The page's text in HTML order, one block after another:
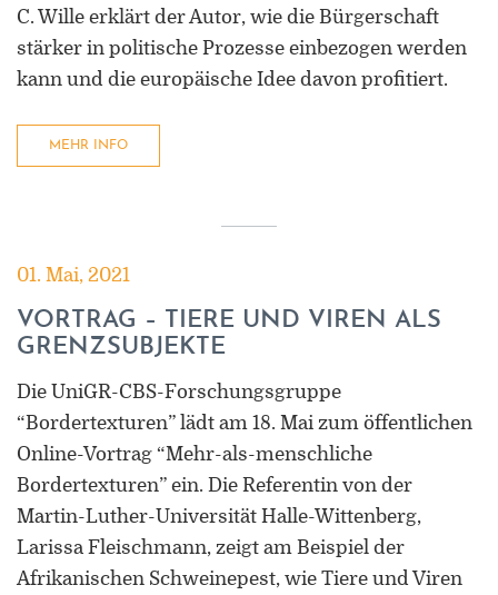
C. Wille erklärt der Autor, wie die Bürgerschaft
stärker in politische Prozesse einbezogen werden
kann und die europäische Idee davon profitiert.
MEHR INFO
01. Mai, 2021
VORTRAG – TIERE UND VIREN ALS
GRENZSUBJEKTE
Die UniGR-CBS-Forschungsgruppe
“Bordertexturen” lädt am 18. Mai zum öffentlichen
Online-Vortrag “Mehr-als-menschliche
Bordertexturen” ein. Die Referentin von der
Martin-Luther-Universität Halle-Wittenberg,
Larissa Fleischmann, zeigt am Beispiel der
Afrikanischen Schweinepest, wie Tiere und Viren